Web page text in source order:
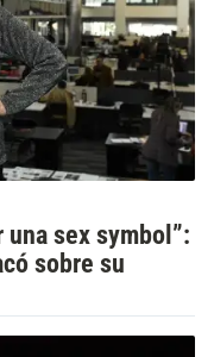
sex symbol”:
sobre su